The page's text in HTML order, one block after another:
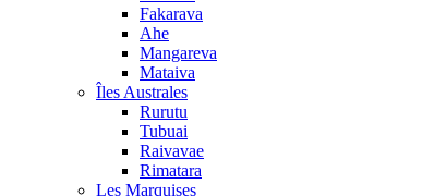
Fakarava
Ahe
Mangareva
Mataiva
Îles Australes
Rurutu
Tubuai
Raivavae
Rimatara
Les Marquises